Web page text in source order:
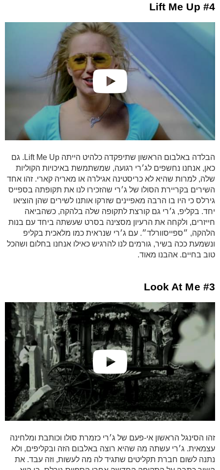
#4 Lift Me Up
הבלדה באלבום הראשון שתיפקדה כלהיט הייתה Lift Me Up. גם
כאן, אנחנו נחשפים לג׳רי רגועה, שמשתמשת באיכויות הקוליות
שלה, למרות שהיא לא כריסטינה אגילרה או מאריה קארי. זהו אחד
השירים בקריירת הסולו של ג׳רי שהזכירו לנו את תקופתה בספייס
גירלס כי היו בו הרבה מאפיינים שזרקו אותנו לשירים שהן הוציאו
יחד. בקליפ, ג׳רי גם קורצת לתקופה שלה בלהקה, כשהביאה
חייזרים, ולקחה את הרעיון מסצינה בסרט שעשתה ביחד עם בנות
הלהקה, ״ספייסוורלד״. עם ג׳רי שנראית כמו מלאכית בקליפ
ונשמעת ככה בשיר, גורמים לנו להרגיש כאילו אנחנו בחלום ושהכל
טוב בחיים. אהבנו מאוד.
#3 Look At Me
זהו הסינגל הראשון אי-פעם של ג׳רי כזמרת סולו וכותבת ומלחינה
עצמאית. ג׳רי עשתה מה שהיא רוצה באלבום הזה ובקליפים, ולא
נתנה לשום חברת תקליטים שתגיד לה מה לעשות, וזה עבד. את